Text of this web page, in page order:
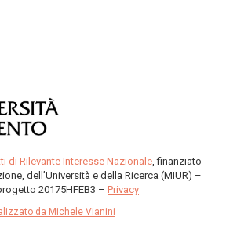
di Rilevante Interesse Nazionale, finanziato
dell’Università e della Ricerca (MIUR) –
20175HFEB3 – Privacy
da Michele Vianini